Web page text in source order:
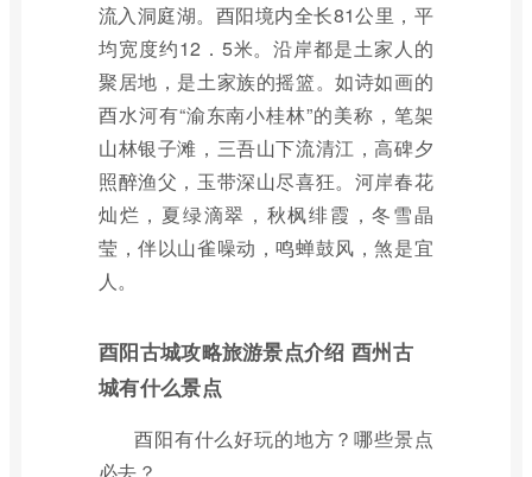
流入洞庭湖。酉阳境内全长81公里，平
均宽度约12．5米。沿岸都是土家人的
聚居地，是土家族的摇篮。如诗如画的
酉水河有“渝东南小桂林”的美称，笔架
山林银子滩，三吾山下流清江，高碑夕
照醉渔父，玉带深山尽喜狂。河岸春花
灿烂，夏绿滴翠，秋枫绯霞，冬雪晶
莹，伴以山雀噪动，鸣蝉鼓风，煞是宜
人。
酉阳古城攻略旅游景点介绍 酉州古
城有什么景点
酉阳有什么好玩的地方？哪些景点